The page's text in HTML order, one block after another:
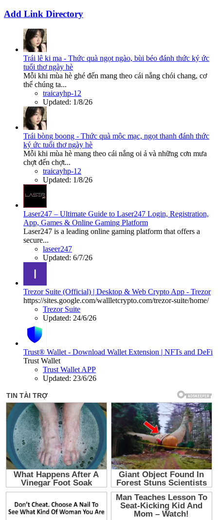
Add Link Directory
Trái lê ki ma - Thức quà ngọt ngào, bùi béo đánh thức ký ức
tuổi thơ ngày hè
Mỗi khi mùa hè ghé đến mang theo cái nắng chói chang, cơ
thể chúng ta...
traicayhp-12
Updated: 1/8/26
Trái bòng boong - Thức quà mộc mạc, ngọt thanh đánh thức
ký ức tuổi thơ ngày hè
Mỗi khi mùa hè mang theo cái nắng oi ả và những cơn mưa
chợt đến chợt...
traicayhp-12
Updated: 1/8/26
Laser247 – Ultimate Guide to Laser247 Login, Registration,
App, Games & Online Gaming Platform
Laser247 is a leading online gaming platform that offers a
secure...
laseer247
Updated: 6/7/26
Trezor Suite (Official) | Desktop & Web Crypto App - Trezor
https://sites.google.com/wallletcrypto.com/trezor-suite/home/
Trezor Suite
Updated: 24/6/26
Trust® Wallet - Download Wallet Extension | NFTs and DeFi
Trust Wallet
Trust Wallet APP
Updated: 23/6/26